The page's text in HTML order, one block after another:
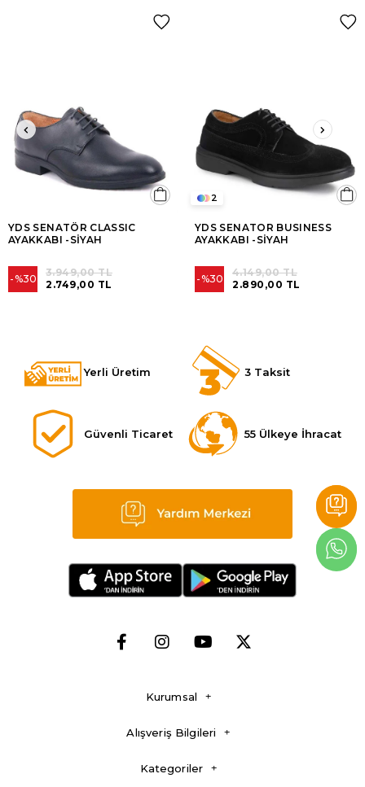
YDS SENATÖR CLASSIC
AYAKKABI -SİYAH
%30 2.749,00 TL
3.949,00 TL
YDS SENATOR BUSINESS
AYAKKABI -SİYAH
%30 2.890,00 TL
4.149,00 TL
2
Yerli Üretim 3 Taksit
Güvenli Ticaret 55 Ülkeye İhracat
Kurumsal
Alışveriş Bilgileri
Kategoriler